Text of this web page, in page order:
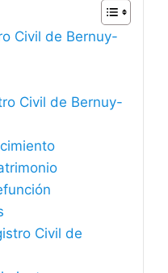
Civil de Bernuy-
Civil de Bernuy-
Civil de